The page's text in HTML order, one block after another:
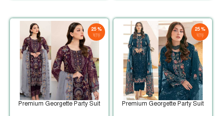
25 %
ছাড়
Premium Georgette Party Suit
25 %
ছাড়
Premium Georgette Party Suit